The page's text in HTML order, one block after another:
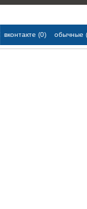
вконтакте (0) обычные